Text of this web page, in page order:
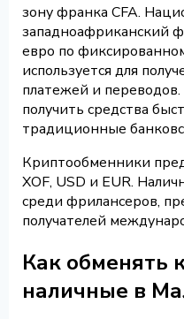
зону франка CFA.
западноафриканский
евро по
используется для
платежей и
получить средства
традиционные
Криптообменники
XOF, USD и EUR.
среди фрилансеров,
получателей
Как обменять
наличные в